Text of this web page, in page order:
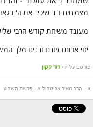
מצמיחים דור שיכיר את ה'
מעובד משיחת קודש הרבי
יחי אדוננו מורנו ורבינו מלך
פורסם על ידי דוד קקון
# הרב מאיר אבוטבול # פרשת השבוע